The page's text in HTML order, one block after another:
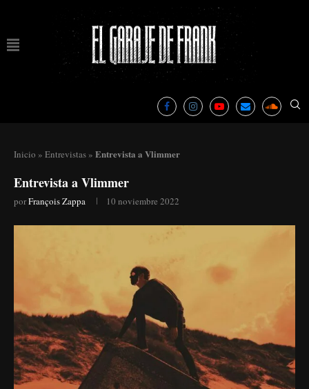
Inicio » Entrevistas » Entrevista a Vlimmer
Entrevista a Vlimmer
porFrançois Zappa 10 noviembre 2022